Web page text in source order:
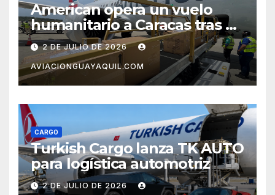
American opera un vuelo
humanitario a Caracas tras el
terremoto en Venezuela
2 DE JULIO DE 2026
AVIACIONGUAYAQUIL.COM
CARGO
Turkish Cargo lanza TK AUTO
para logística automotriz
2 DE JULIO DE 2026